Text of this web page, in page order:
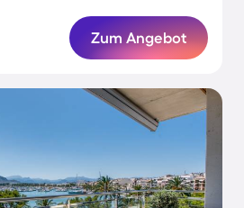
Zum Angebot